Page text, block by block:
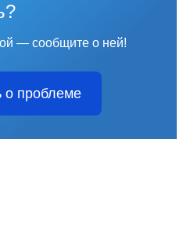
— сообщите о ней!
о проблеме